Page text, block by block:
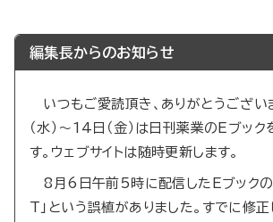
編集長からのお知らせ
いつもご愛読頂き、ありがとうござい
（水）～14日（金）は日刊薬業のEブッ
す。ウェブサイトは随時更新します。
8月6日午前5時に配信したEブックの
T」という誤植がありました。すでに修正